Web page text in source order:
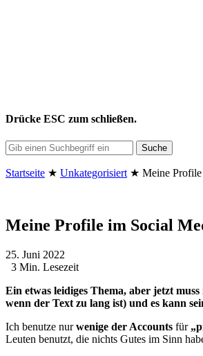
Drücke ESC zum schließen.
Suche
Startseite ★ Unkategorisiert ★ Meine
Meine Profile im Social
25. Juni 2022
3 Min. Lesezeit
Ein etwas leidiges Thema, aber jetzt
wenn der Text zu lang ist) und es kann
Ich benutze nurwenige der Accounts für
Leuten benutzt, die nichts Gutes im Sinn